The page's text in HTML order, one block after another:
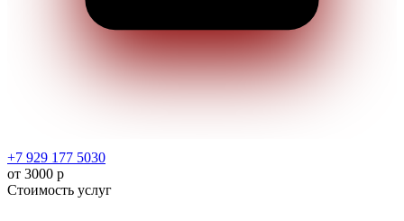
+7 929 177 5030
от 3000 р
Стоимость услуг